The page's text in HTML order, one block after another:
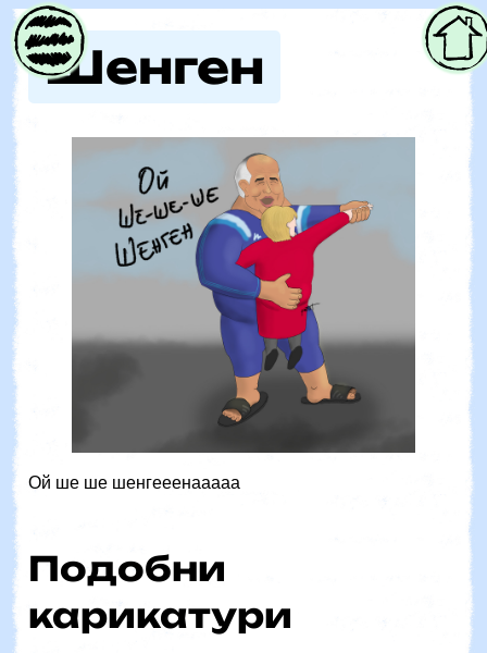
Parent
Шенген
Ой ше ше шенгееенааааа
Подобни
карикатури